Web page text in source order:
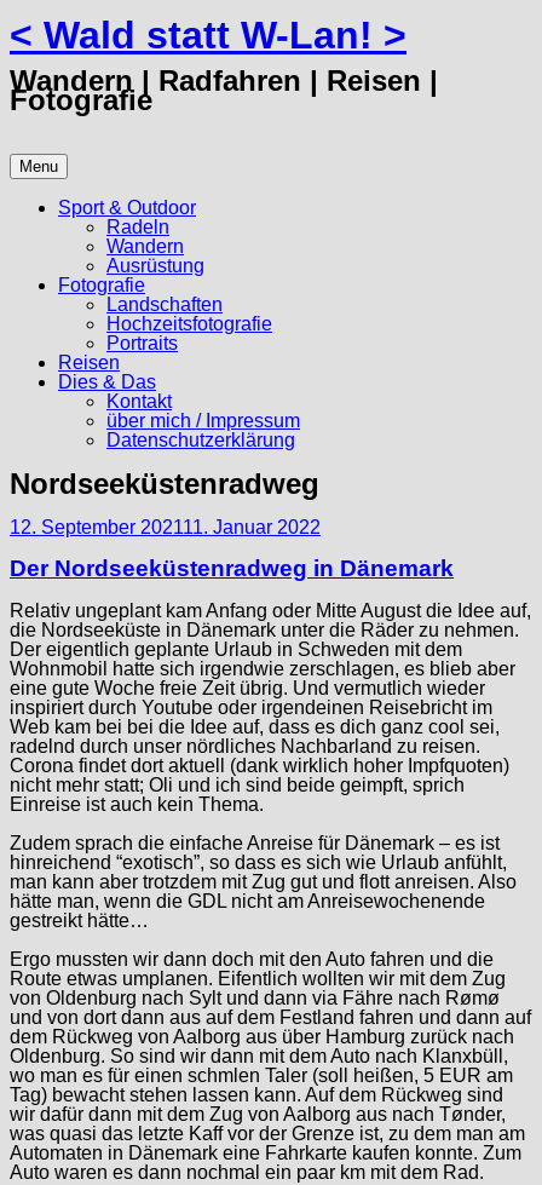
Skip
to
content
< Wald statt W-Lan! >
Wandern | Radfahren | Reisen |
Fotografie
Menu
Sport & Outdoor
Radeln
Wandern
Ausrüstung
Fotografie
Landschaften
Hochzeitsfotografie
Portraits
Reisen
Dies & Das
Kontakt
über mich / Impressum
Datenschutzerklärung
Nordseeküstenradweg
12. September 202111. Januar 2022
Der Nordseeküstenradweg in Dänemark
Relativ ungeplant kam Anfang oder Mitte August die Idee auf,
die Nordseeküste in Dänemark unter die Räder zu nehmen.
Der eigentlich geplante Urlaub in Schweden mit dem
Wohnmobil hatte sich irgendwie zerschlagen, es blieb aber
eine gute Woche freie Zeit übrig. Und vermutlich wieder
inspiriert durch Youtube oder irgendeinen Reisebricht im
Web kam bei bei die Idee auf, dass es dich ganz cool sei,
radelnd durch unser nördliches Nachbarland zu reisen.
Corona findet dort aktuell (dank wirklich hoher Impfquoten)
nicht mehr statt; Oli und ich sind beide geimpft, sprich
Einreise ist auch kein Thema.
Zudem sprach die einfache Anreise für Dänemark – es ist
hinreichend “exotisch”, so dass es sich wie Urlaub anfühlt,
man kann aber trotzdem mit Zug gut und flott anreisen. Also
hätte man, wenn die GDL nicht am Anreisewochenende
gestreikt hätte…
Ergo mussten wir dann doch mit den Auto fahren und die
Route etwas umplanen. Eifentlich wollten wir mit dem Zug
von Oldenburg nach Sylt und dann via Fähre nach Rømø
und von dort dann aus auf dem Festland fahren und dann auf
dem Rückweg von Aalborg aus über Hamburg zurück nach
Oldenburg. So sind wir dann mit dem Auto nach Klanxbüll,
wo man es für einen schmlen Taler (soll heißen, 5 EUR am
Tag) bewacht stehen lassen kann. Auf dem Rückweg sind
wir dafür dann mit dem Zug von Aalborg aus nach Tønder,
was quasi das letzte Kaff vor der Grenze ist, zu dem man am
Automaten in Dänemark eine Fahrkarte kaufen konnte. Zum
Auto waren es dann nochmal ein paar km mit dem Rad.